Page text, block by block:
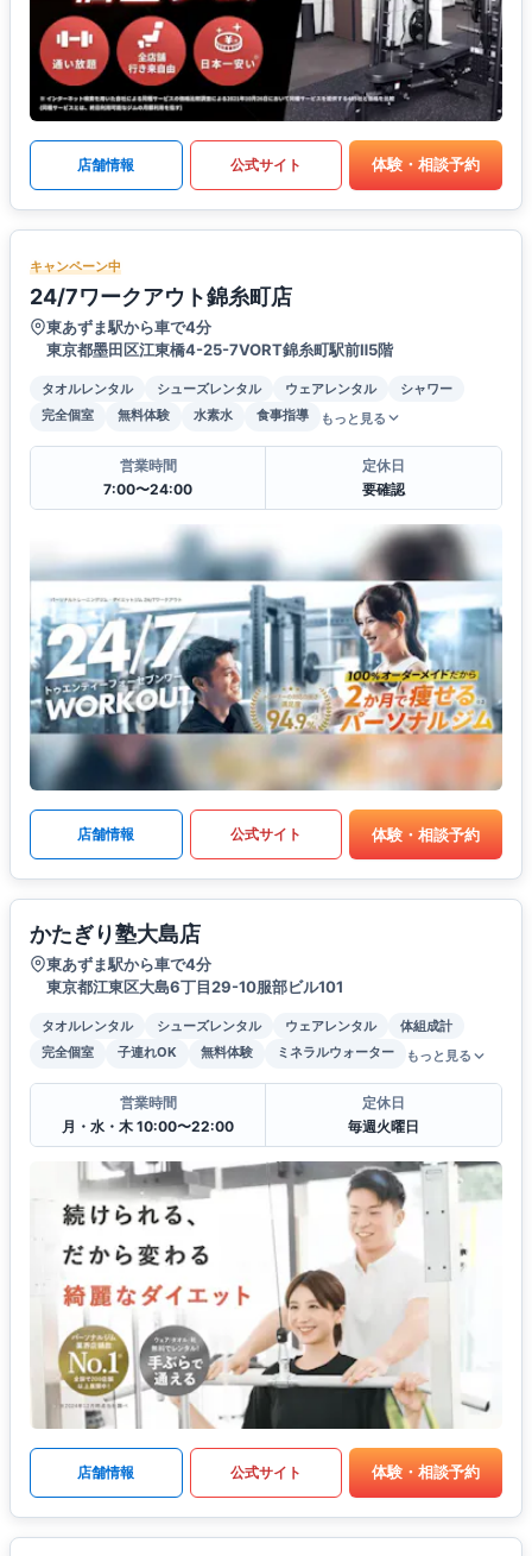
店舗情報 公式サイト 体験・相談予約
キャンペーン中
24/7ワークアウト錦糸町店
東あずま駅から車で4分
東京都墨田区江東橋4-25-7VORT錦糸町駅前Ⅱ5階
タオルレンタル シューズレンタル ウェアレンタル
シャワー
完全個室
無料体験 水素水 食事指導 もっと見る
営業時間
7:00〜24:00
定休日
要確認
店舗情報 公式サイト 体験・相談予約
かたぎり塾大島店
東あずま駅から車で4分
東京都江東区大島6丁目29-10服部ビル101
タオルレンタル シューズレンタル ウェアレンタル
体組成計
完全個室
子連れOK 無料体験 ミネラルウォーター もっと見る
営業時間
月・水・木 10:00〜22:00
定休日
毎週火曜日
店舗情報 公式サイト 体験・相談予約